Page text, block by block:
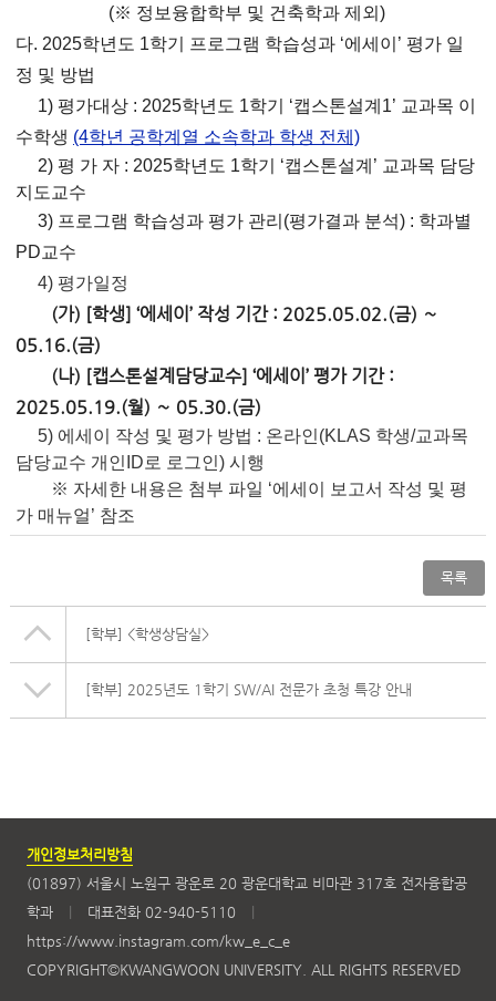
(※ 정보융합학부 및 건축학과 제외)
다. 2025학년도 1학기 프로그램 학습성과 ‘에세이’ 평가 일
정 및 방법
1) 평가대상 : 2025학년도 1학기 ‘캡스톤설계1’ 교과목 이
수학생 (4학년 공학계열 소속학과 학생 전체)
2) 평 가 자 : 2025학년도 1학기 ‘캡스톤설계’ 교과목 담당
지도교수
3) 프로그램 학습성과 평가 관리(평가결과 분석) : 학과별
PD교수
4) 평가일정
(가) [학생] ‘에세이’ 작성 기간 : 2025.05.02.(금) ∼
05.16.(금)
(나) [캡스톤설계담당교수] ‘에세이’ 평가 기간 :
2025.05.19.(월) ∼ 05.30.(금)
5) 에세이 작성 및 평가 방법 : 온라인(KLAS 학생/교과목
담당교수 개인ID로 로그인) 시행
※ 자세한 내용은 첨부 파일 ‘에세이 보고서 작성 및 평
가 매뉴얼’ 참조
목록
[학부] <학생상담실>
[학부] 2025년도 1학기 SW/AI 전문가 초청 특강 안내
개인정보처리방침
(01897) 서울시 노원구 광운로 20 광운대학교 비마관 317호 전자융합공
학과
대표전화 02-940-5110
https://www.instagram.com/kw_e_c_e
COPYRIGHT©KWANGWOON UNIVERSITY. ALL RIGHTS RESERVED